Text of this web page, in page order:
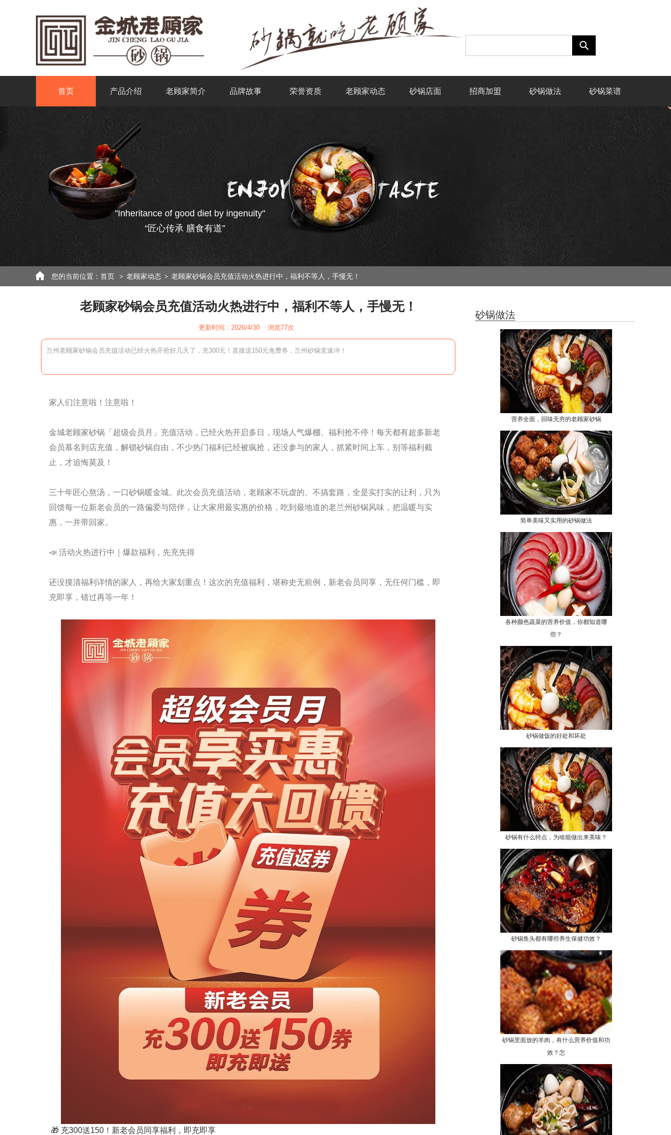
首页 产品介绍 老顾家简介 品牌故事 荣誉资质 老顾家动态 砂锅店面 招商加盟 砂锅做法 砂锅菜谱
"Inheritance of good diet by ingenuity"
“匠心传承 膳食有道”
您的当前位置： 首页 > 老顾家动态 > 老顾家砂锅会员充值活动火热进行中，福利不等人，手慢无！
老顾家砂锅会员充值活动火热进行中，福利不等人，手慢无！
更新时间：2026/4/30 浏览77次
兰州老顾家砂锅会员充值活动已经火热开抢好几天了，充300元！直接送150元免费券，兰州砂锅党速冲！
家人们注意啦！注意啦！
金城老顾家砂锅「超级会员月」充值活动，已经火热开启多日，现场人气爆棚、福利抢不停！每天都有超多新老
会员慕名到店充值，解锁砂锅自由，不少热门福利已经被疯抢，还没参与的家人，抓紧时间上车，别等福利截
止，才追悔莫及！
三十年匠心熬汤，一口砂锅暖金城。此次会员充值活动，老顾家不玩虚的、不搞套路，全是实打实的让利，只为
回馈每一位新老会员的一路偏爱与陪伴，让大家用最实惠的价格，吃到最地道的老兰州砂锅风味，把温暖与实
惠，一并带回家。
📣 活动火热进行中｜爆款福利，先充先得
还没摸清福利详情的家人，再给大家划重点！这次的充值福利，堪称史无前例，新老会员同享，无任何门槛，即
充即享，错过再等一年！
🎁 充300送150！新老会员同享福利，即充即享
砂锅做法
营养全面，回味无穷的老顾家砂锅
简单美味又实用的砂锅做法
各种颜色蔬菜的营养价值，你都知道哪
些？
砂锅做饭的好处和坏处
砂锅有什么特点，为啥能做出来美味？
砂锅鱼头都有哪些养生保健功效？
砂锅里面放的羊肉，有什么营养价值和功
效？怎